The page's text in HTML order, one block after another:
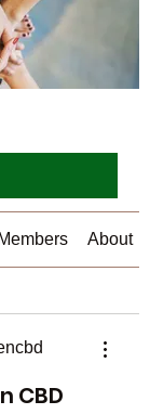
Members About
CBD